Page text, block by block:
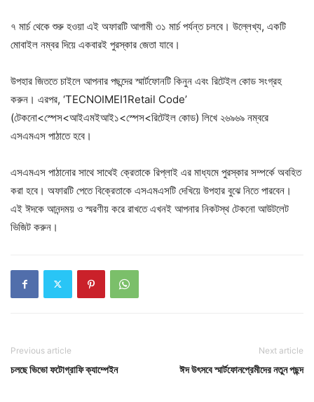
৭ মার্চ থেকে শুরু হওয়া এই অফারটি আগামী ৩১ মার্চ পর্যন্ত চলবে। উল্লেখ্য, একটি
মোবাইল নম্বর দিয়ে একবারই পুরস্কার জেতা যাবে।
উপহার জিততে চাইলে আপনার পছন্দের স্মার্টফোনটি কিনুন এবং রিটেইল কোড সংগ্রহ
করুন। এরপর, ‘TECNOIMEI1Retail Code’
(টেকনো<স্পেস<আইএমইআই১<স্পেস<রিটেইল কোড) লিখে ২৬৯৬৯ নম্বরে
এসএমএস পাঠাতে হবে।
এসএমএস পাঠানোর সাথে সাথেই ক্রেতাকে রিপ্লাই এর মাধ্যমে পুরস্কার সম্পর্কে অবহিত
করা হবে। অফারটি পেতে বিক্রেতাকে এসএমএসটি দেখিয়ে উপহার বুঝে নিতে পারবেন।
এই ঈদকে আনন্দময় ও স্মরণীয় করে রাখতে এখনই আপনার নিকটস্থ টেকনো আউটলেট
ভিজিট করুন।
Previous article
চলছে ভিভো ফটোগ্রাফি ক্যাম্পেইন
Next article
ঈদ উৎসবে স্মার্টফোনপ্রেমীদের নতুন পছন্দ